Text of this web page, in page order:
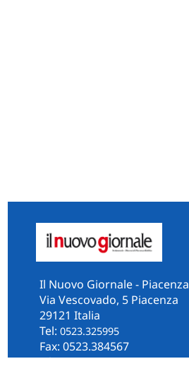
Il Nuovo Giornale - Piacenza
Via Vescovado, 5 Piacenza
29121 Italia
Tel: 0523.325995
Fax: 0523.384567
whatsApp 331.2535202